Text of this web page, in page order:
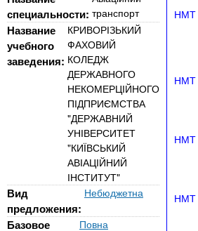
n
t
i
n
и
х
з
а
в
Онлайн курси
За кордоном
специальности: транспорт
Название
учебного
заведения:
КРИВОРІЗЬКИЙ
ФАХОВИЙ
КОЛЕДЖ
ДЕРЖАВНОГО
НЕКОМЕРЦІЙНОГО
ПІДПРИЄМСТВА
"ДЕРЖАВНИЙ
УНІВЕРСИТЕТ
"КИЇВСЬКИЙ
АВІАЦІЙНИЙ
ІНСТИТУТ"
Вид
предложения:
Небюджетна
Базовое
Повна